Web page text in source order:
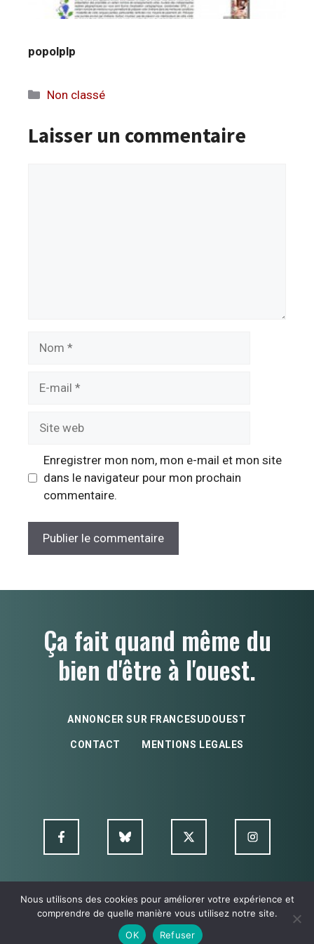
popolplp
Catégories
Non classé
Laisser un commentaire
mail
web
Enregistrer mon nom, mon e-mail et mon site
dans le navigateur pour mon prochain
commentaire.
Ça fait quand même du
bien d'être à l'ouest.
ANNONCER SUR FRANCESUDOUEST
CONTACT MENTIONS LEGALES
© FSO MultimediA - 2026
Nous utilisons des cookies pour améliorer votre expérience et
comprendre de quelle manière vous utilisez notre site.
OK
Refuser